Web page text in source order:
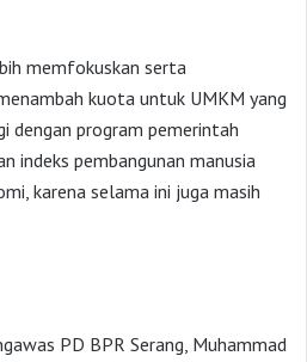
memfokuskan serta
kuota untuk UMKM yang
dengan program pemerintah
indeks pembangunan manusia
karena selama ini juga masih
PD BPR Serang, Muhammad